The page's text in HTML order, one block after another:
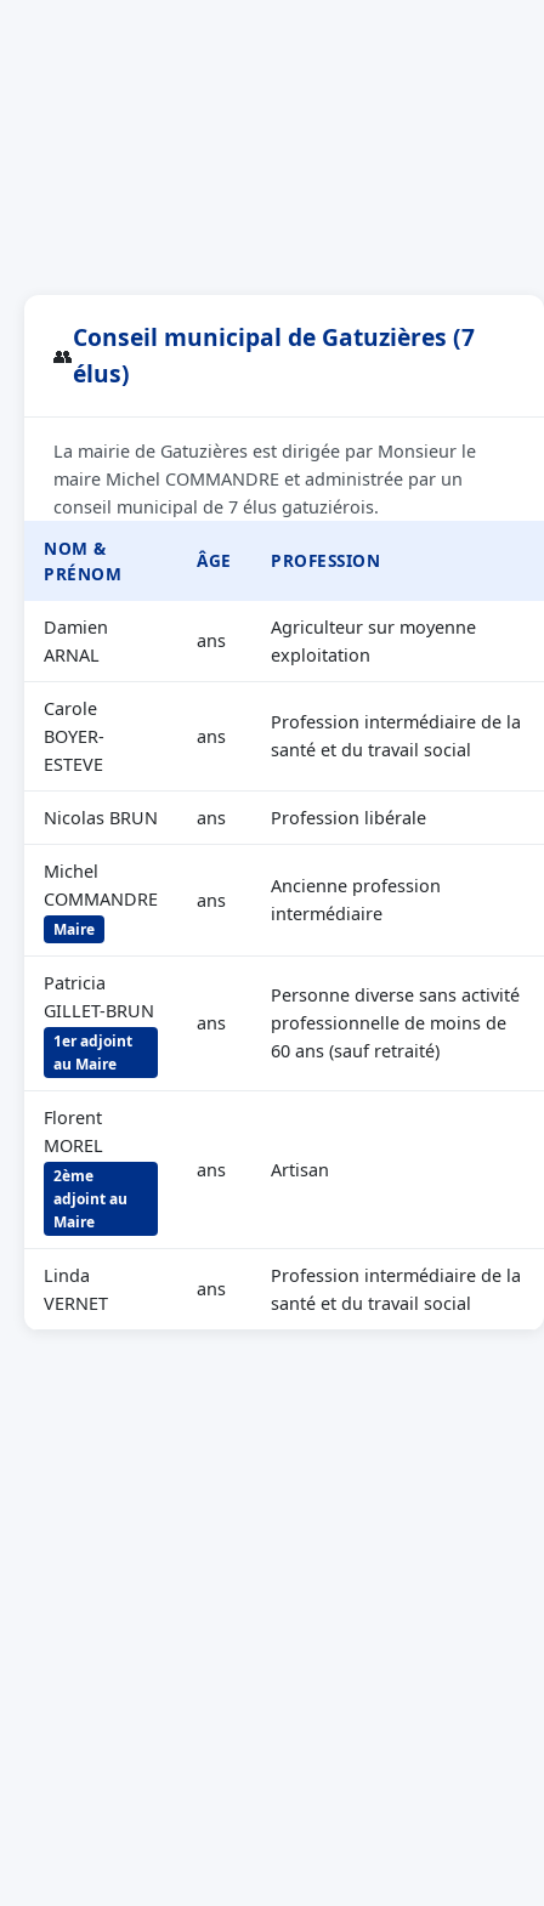
👥
Conseil municipal de Gatuzières (7
élus)
La mairie de Gatuzières est dirigée par Monsieur le
maire Michel COMMANDRE et administrée par un
conseil municipal de 7 élus gatuziérois.
NOM &
PRÉNOM
ÂGE PROFESSION
Damien
ARNAL
ans
Agriculteur sur moyenne
exploitation
Carole
BOYER-
ESTEVE
ans
Profession intermédiaire de la
santé et du travail social
Nicolas BRUN ans Profession libérale
Michel
COMMANDRE
Maire
ans
Ancienne profession
intermédiaire
Patricia
GILLET-BRUN
1er adjoint
au Maire
ans
Personne diverse sans activité
professionnelle de moins de
60 ans (sauf retraité)
Florent
MOREL
2ème
adjoint au
Maire
ans Artisan
Linda
VERNET
ans
Profession intermédiaire de la
santé et du travail social